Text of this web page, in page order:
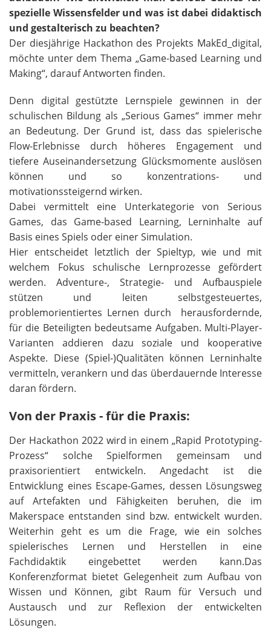
spezielle Wissensfelder und was ist dabei didaktisch
und gestalterisch zu beachten?
Der diesjährige Hackathon des Projekts MakEd_digital,
möchte unter dem Thema „Game-based Learning und
Making“, darauf Antworten finden.
Denn digital gestützte Lernspiele gewinnen in der
schulischen Bildung als „Serious Games“ immer mehr
an Bedeutung. Der Grund ist, dass das spielerische
Flow-Erlebnisse durch höheres Engagement und
tiefere Auseinandersetzung Glücksmomente auslösen
können und so konzentrations- und
motivationssteigernd wirken.
Dabei vermittelt eine Unterkategorie von Serious
Games, das Game-based Learning, Lerninhalte auf
Basis eines Spiels oder einer Simulation.
Hier entscheidet letztlich der Spieltyp, wie und mit
welchem Fokus schulische Lernprozesse gefördert
werden. Adventure-, Strategie- und Aufbauspiele
stützen und leiten selbstgesteuertes,
problemorientiertes Lernen durch herausfordernde,
für die Beteiligten bedeutsame Aufgaben. Multi-Player-
Varianten addieren dazu soziale und kooperative
Aspekte. Diese (Spiel-)Qualitäten können Lerninhalte
vermitteln, verankern und das überdauernde Interesse
daran fördern.
Von der Praxis - für die Praxis:
Der Hackathon 2022 wird in einem „Rapid Prototyping-
Prozess“ solche Spielformen gemeinsam und
praxisorientiert entwickeln. Angedacht ist die
Entwicklung eines Escape-Games, dessen Lösungsweg
auf Artefakten und Fähigkeiten beruhen, die im
Makerspace entstanden sind bzw. entwickelt wurden.
Weiterhin geht es um die Frage, wie ein solches
spielerisches Lernen und Herstellen in eine
Fachdidaktik eingebettet werden kann.Das
Konferenzformat bietet Gelegenheit zum Aufbau von
Wissen und Können, gibt Raum für Versuch und
Austausch und zur Reflexion der entwickelten
Lösungen.